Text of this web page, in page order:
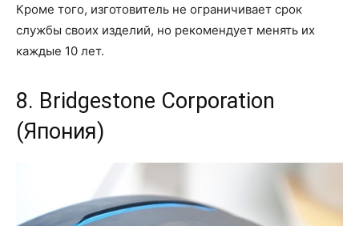
Кроме того, изготовитель не ограничивает срок
службы своих изделий, но рекомендует менять их
каждые 10 лет.
8. Bridgestone Corporation
(Япония)